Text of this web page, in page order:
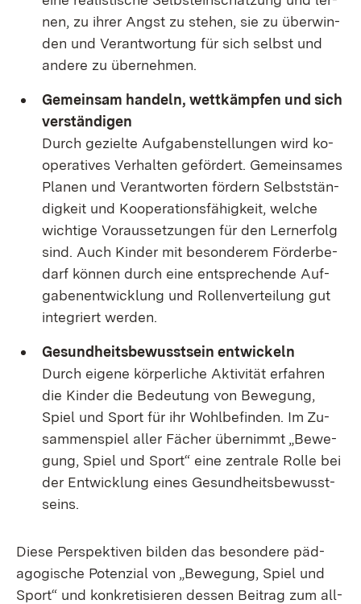
nen, zu ih­rer Angst zu ste­hen, sie zu über­win­
den und Ver­ant­wor­tung für sich selbst und
an­de­re zu über­neh­men.
Ge­mein­sam han­deln, wett­kämp­fen und sich
ver­stän­di­gen
Durch ge­ziel­te Auf­ga­ben­stel­lun­gen wird ko­
ope­ra­ti­ves Ver­hal­ten ge­för­dert. Ge­mein­sa­mes
Pla­nen und Ver­ant­wor­ten för­dern Selbst­stän­
dig­keit und Ko­ope­ra­ti­ons­fä­hig­keit, wel­che
wich­ti­ge Vor­aus­set­zun­gen für den Lern­er­folg
sind. Auch Kin­der mit be­son­de­rem För­der­be­
darf kön­nen durch ei­ne ent­spre­chen­de Auf­
ga­ben­ent­wick­lung und Rol­len­ver­tei­lung gut
in­te­griert wer­den.
Ge­sund­heits­be­wusst­sein ent­wi­ckeln
Durch ei­ge­ne kör­per­li­che Ak­ti­vi­tät er­fah­ren
die Kin­der die Be­deu­tung von Be­we­gung,
Spiel und Sport für ihr Wohl­be­fin­den. Im Zu­
sam­men­spiel al­ler Fä­cher über­nimmt „Be­we­
gung, Spiel und Sport“ ei­ne zen­tra­le Rol­le bei
der Ent­wick­lung ei­nes Ge­sund­heits­be­wusst­
seins.
Die­se Per­spek­ti­ven bil­den das be­son­de­re päd­
ago­gi­sche Po­ten­zi­al von „Be­we­gung, Spiel und
Sport“ und kon­kre­ti­sie­ren des­sen Bei­trag zum all­